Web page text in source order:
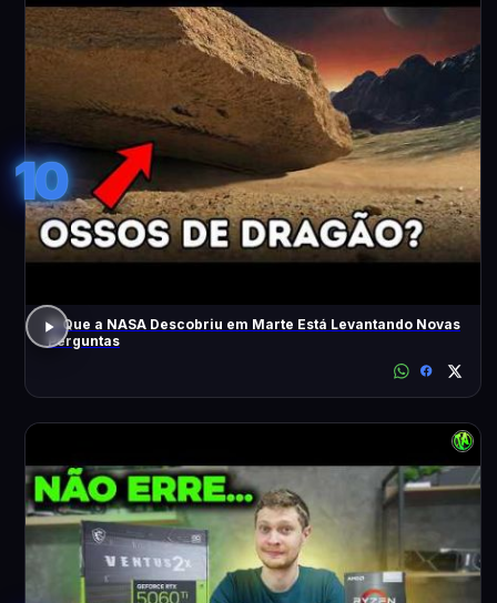
10
O Que a NASA Descobriu em Marte Está Levantando Novas
Perguntas